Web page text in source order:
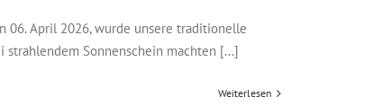
06. April 2026, wurde unsere traditionelle
Sonnenschein machten [...]
Weiterlesen